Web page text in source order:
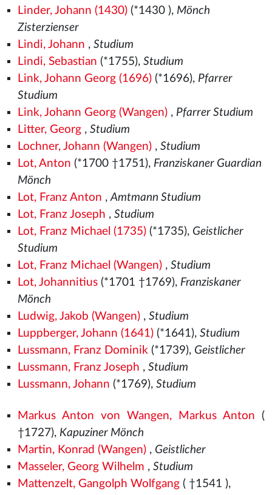
Linder, Johann (1430)(*1430 ), Mönch
Zisterzienser
Lindi, Johann , Studium
Lindi, Sebastian (*1755), Studium
Link, Johann Georg (1696)(*1696), Pfarrer
Studium
Link, Johann Georg (Wangen), Pfarrer Studium
Litter, Georg, Studium
Lochner, Johann (Wangen), Studium
Lot, Anton (*1700 †1751), Franziskaner Guardian
Mönch
Lot, Franz Anton ,Amtmann Studium
Lot, Franz Joseph , Studium
Lot, Franz Michael (1735)(*1735), Geistlicher
Studium
Lot, Franz Michael (Wangen), Studium
Lot, Johannitius(*1701 †1769), Franziskaner
Mönch
Ludwig, Jakob (Wangen), Studium
Luppberger, Johann (1641)(*1641), Studium
Lussmann, Franz Dominik(*1739), Geistlicher
Lussmann, Franz Joseph , Studium
Lussmann, Johann (*1769), Studium
Markus Anton von Wangen, Markus Anton (
†1727), Kapuziner Mönch
Martin, Konrad (Wangen), Geistlicher
Masseler, Georg Wilhelm , Studium
Mattenzelt, Gangolph Wolfgang( †1541 ),